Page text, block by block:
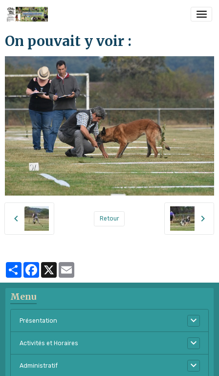
On pouvait y voir :
Retour
PartagerFacebook
Menu
Présentation
Activités et Horaires
Administratif